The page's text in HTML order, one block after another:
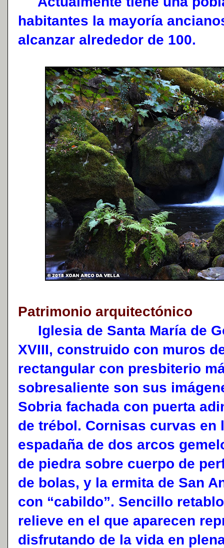
habitantes la mayoría
alcanzar alrededor de 100.
Patrimonio arquitectónico
Iglesia de Santa María de
XVIII, construido con muros
rectangular con presbiterio
sobresaliente son sus
Sobria fachada con puerta
de trébol. Cornisas curvas en
espadaña de dos arcos
de piedra sobre cuerpo de
de bolas, y la ermita de San
con “cabildo”. Sencillo
relieve en el que aparecen
disfrutando de la vida en